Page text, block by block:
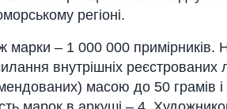
регіоні.
марки – 1 000 000 примірників.
внутрішніх реєстрованих
масою до 50 грамів